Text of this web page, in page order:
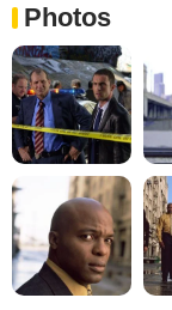
Photos